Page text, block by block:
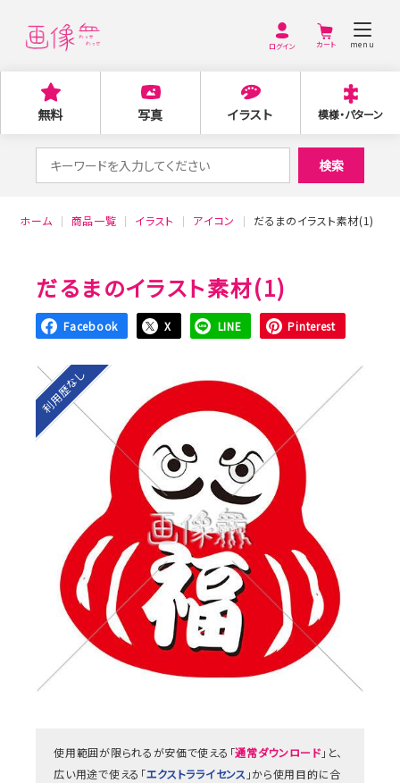
ログイン menu
無料 写真 イラスト 模様・パターン
索
検索
ホーム 商品一覧 イラスト アイコン だるまのイラスト素材(1)
だるまのイラスト素材(1)
Facebook X LINE Pinterest
利用歴なし
使用範囲が限られるが安価で使える「通常ダウンロード 」と、
広い用途で使える「エクストラライセンス 」から使用目的に合